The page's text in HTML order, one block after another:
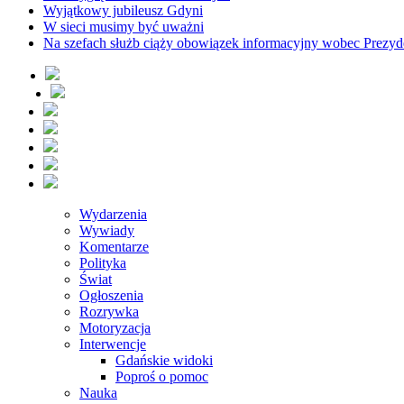
Wyjątkowy jubileusz Gdyni
W sieci musimy być uważni
Na szefach służb ciąży obowiązek informacyjny wobec
Wydarzenia
Wywiady
Komentarze
Polityka
Świat
Ogłoszenia
Rozrywka
Motoryzacja
Interwencje
Gdańskie widoki
Poproś o pomoc
Nauka